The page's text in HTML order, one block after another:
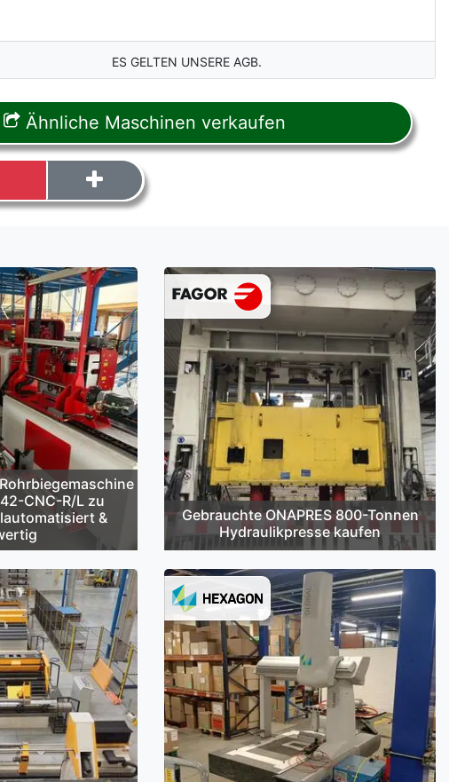
ES GELTEN UNSERE AGB.
Ähnliche Maschinen verkaufen
CNC-R/L zu
&
Gebrauchte ONAPRES 800-Tonnen
Hydraulikpresse kaufen